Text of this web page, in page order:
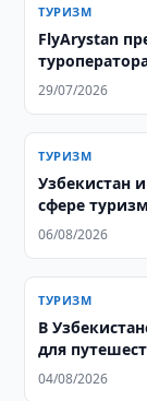
ТУРИЗМ
FlyArystan
29/07/2026
ТУРИЗМ
Узбекистан
сфере
06/08/2026
ТУРИЗМ
В
для
04/08/2026